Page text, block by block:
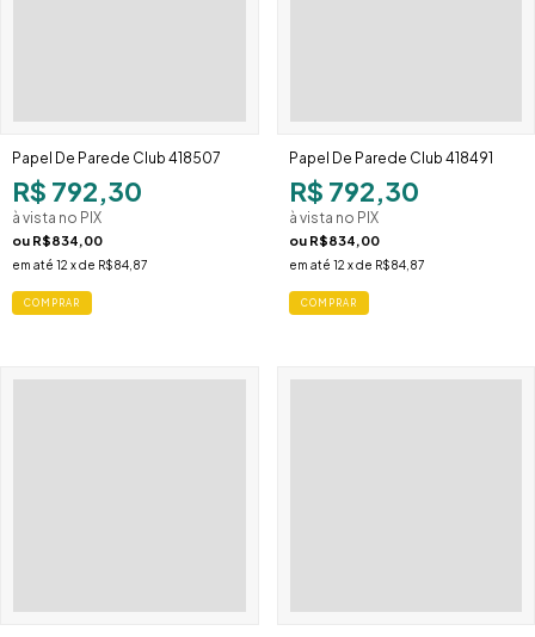
Papel De Parede Club 418507
R$ 792,30
à vista no PIX
ou R$834,00
em até 12 x de R$84,87
Papel De Parede Club 418491
R$ 792,30
à vista no PIX
ou R$834,00
em até 12 x de R$84,87